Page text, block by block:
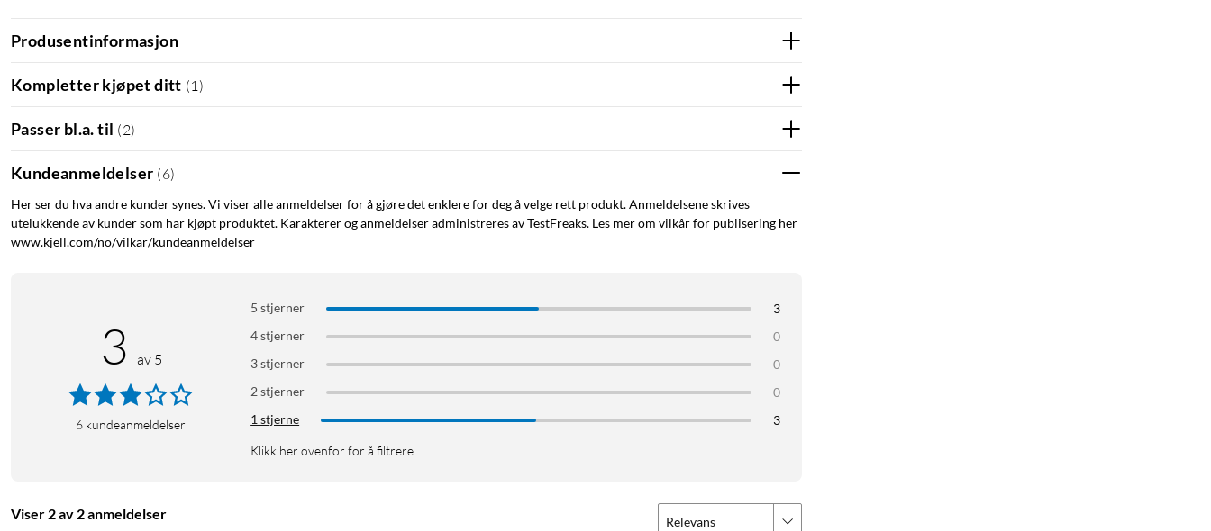
Produsentinformasjon
Kompletter kjøpet ditt (1 )
Passer bl.a. til (2)
Kundeanmeldelser (6)
Her ser du hva andre kunder synes. Vi viser alle anmeldelser for å gjøre det enklere for deg å velge rett produkt. Anmeldelsene skrives
utelukkende av kunder som har kjøpt produktet. Karakterer og anmeldelser administreres av TestFreaks. Les mer om vilkår for publisering her
www.kjell.com/no/vilkar/kundeanmeldelser
3 av 5
6 kundeanmeldelser
5 stjerner
3
4 stjerner
0
3 stjerner
0
2 stjerner
0
1 stjerne
3
Klikk her ovenfor for å filtrere
Viser 2 av 2 anmeldelser Relevans